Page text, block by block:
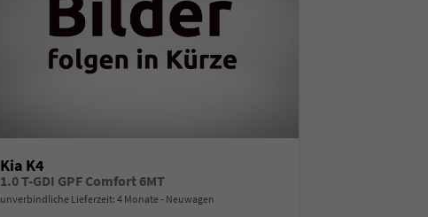
Kia K4
1.0 T-GDI GPF Comfort 6MT
unverbindliche Lieferzeit:4 Monate Neuwagen